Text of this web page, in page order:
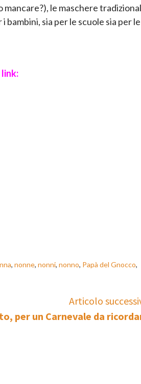
le maschere
sia per le scuole sia per le
, nonne, nonni, nonno, Papà del Gnocco,
Articolo
per un Carnevale da